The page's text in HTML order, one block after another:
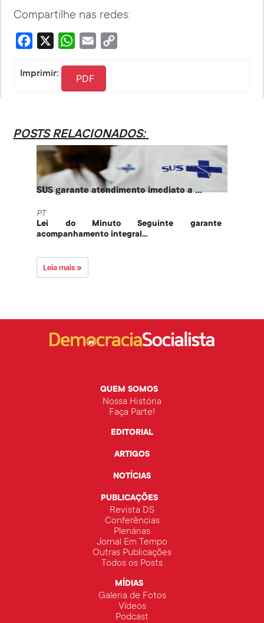
Compartilhe nas redes:
Facebook WhatsApp
Email
Imprimir: PDF
POSTS RELACIONADOS:
SUS garante atendimento imediato a ...
PT
Lei do Minuto Seguinte garante
acompanhamento integral...
Leia mais »
QUEM SOMOS
Nossa História
Faça Parte!
EDITORIAL
ARTIGOS
NOTÍCIAS
PUBLICAÇÕES
Revista DS
Conferências
Plenárias
Jornal Em Tempo
Outras Publicações
Todos os Posts
MÍDIAS
Galeria de Fotos
Vídeos
Podcast